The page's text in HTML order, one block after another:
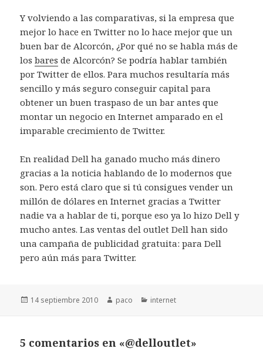
Y volviendo a las comparativas, si la empresa que
mejor lo hace en Twitter no lo hace mejor que un
buen bar de Alcorcón, ¿Por qué no se habla más de
losbares de Alcorcón? Se podría hablar también
por Twitter de ellos. Para muchos resultaría más
sencillo y más seguro conseguir capital para
obtener un buen traspaso de un bar antes que
montar un negocio en Internet amparado en el
imparable crecimiento de Twitter.
En realidad Dell ha ganado mucho más dinero
gracias a la noticia hablando de lo modernos que
son. Pero está claro que si tú consigues vender un
millón de dólares en Internet gracias a Twitter
nadie va a hablar de ti, porque eso ya lo hizo Dell y
mucho antes. Las ventas del outlet Dell han sido
una campaña de publicidad gratuita: para Dell
pero aún más para Twitter.
Publicado
14 septiembre 2010 Autor
paco Categorías
internet
5 comentarios en «@delloutlet»